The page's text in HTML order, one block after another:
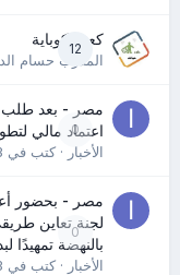
12
كعب كوباية
المدرب حسام
0
مصر - بعد طلب
اعتماد مالي
الأخبار· كتب في
0
مصر - بحضور
لجنة تعاين
بالنهضة تمهيدًا
الأخبار· كتب في